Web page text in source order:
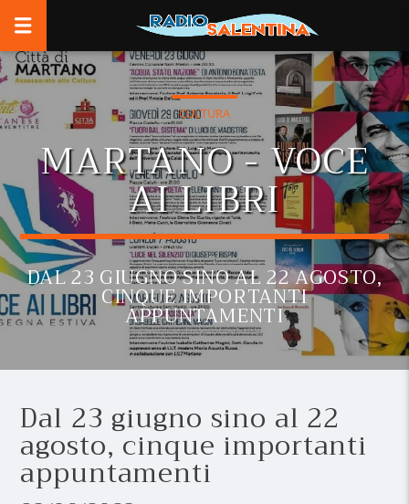
CULTURA
MARTANO - VOCE
AI LIBRI
DAL 23 GIUGNO SINO AL 22 AGOSTO,
CINQUE IMPORTANTI
APPUNTAMENTI
Dal 23 giugno sino al 22
agosto, cinque importanti
appuntamenti